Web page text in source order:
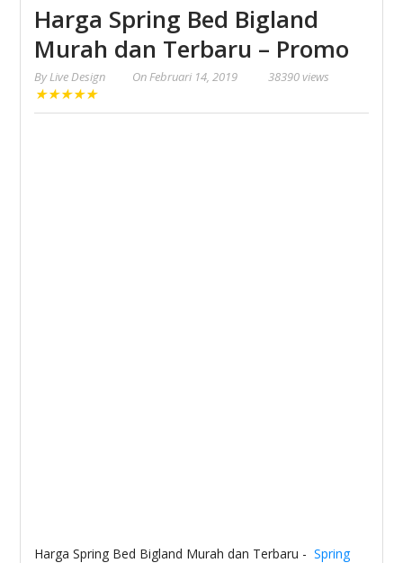
Harga Spring Bed Bigland
Murah dan Terbaru – Promo
ByLive Design OnFebruari 14, 2019 38390 views
★★★★★
Harga Spring Bed Bigland Murah dan Terbaru -Spring